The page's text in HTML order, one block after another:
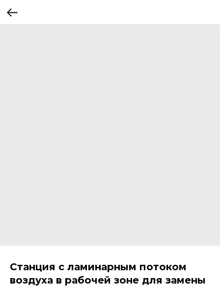
Станция с ламинарным потоком
воздуха в рабочей зоне для замены